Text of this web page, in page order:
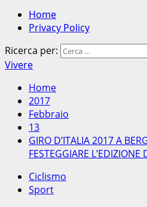
Home
Privacy Policy
Ricerca per:
Vivere
Home
2017
Febbraio
13
GIRO D’ITALIA 2017 A
FESTEGGIARE L’EDIZIONE
Ciclismo
Sport